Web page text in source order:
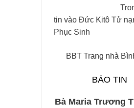
tin vào Đức Kitô Tử
Phục Sinh
BBT Trang nhà
BÁO TIN
Bà Maria Trương